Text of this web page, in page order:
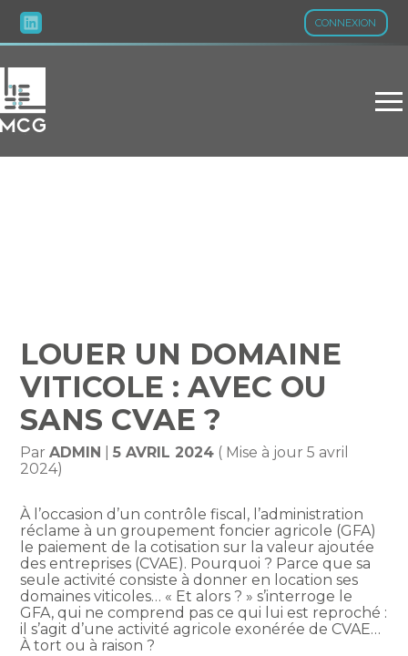
CONNEXION
Aller
au
LOUER UN DOMAINE
VITICOLE : AVEC OU
SANS CVAE ?
ParADMIN |5 AVRIL 2024 ( Mise à jour 5 avril
2024)
À l’occasion d’un contrôle fiscal, l’administration
réclame à un groupement foncier agricole (GFA)
le paiement de la cotisation sur la valeur ajoutée
des entreprises (CVAE). Pourquoi ? Parce que sa
seule activité consiste à donner en location ses
domaines viticoles… « Et alors ? » s’interroge le
GFA, qui ne comprend pas ce qui lui est reproché :
il s’agit d’une activité agricole exonérée de CVAE…
À tort ou à raison ?